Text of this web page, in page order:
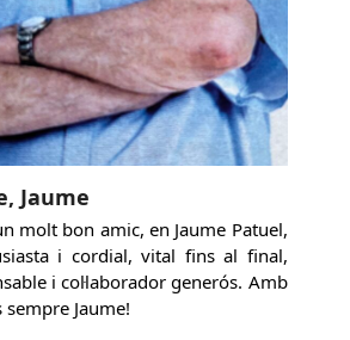
Jaume
molt bon amic, en Jaume Patuel,
i cordial, vital fins al final,
i col·laborador generós. Amb
Jaume!